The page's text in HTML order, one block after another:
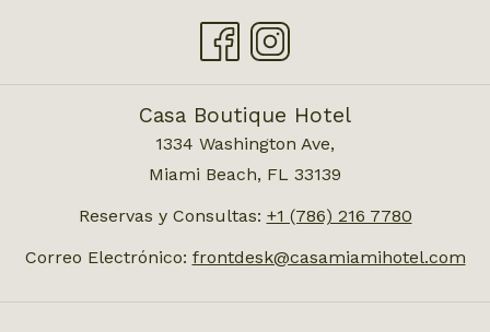
Casa Boutique Hotel
1334 Washington Ave,
Miami Beach, FL 33139
Reservas y Consultas: +1 (786) 216 7780
Correo Electrónico: frontdesk@casamiamihotel.com